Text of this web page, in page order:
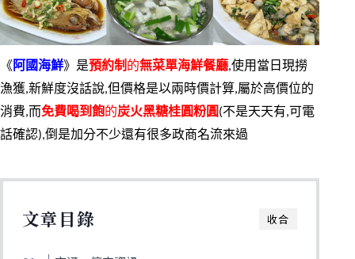
《 阿國海鮮》是預約制 的無菜單海鮮餐廳,使用當日現撈
漁獲,新鮮度沒話說,但價格是以兩時價計算,屬於高價位的
消費,而免費喝到飽的炭火黑糖桂圓粉圓(不是天天有,可電
話確認),倒是加分不少還有很多政商名流來過
收合
文章目錄